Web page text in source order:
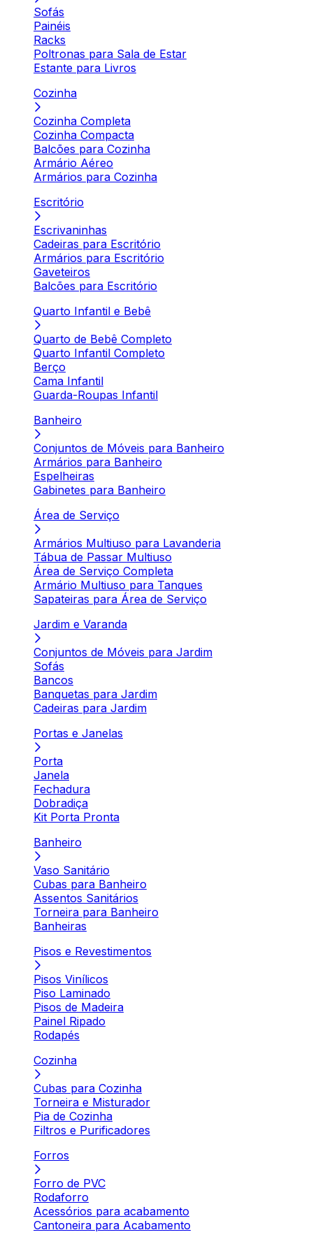
Sofás
Painéis
Racks
Poltronas para Sala de Estar
Estante para Livros
Cozinha
Cozinha Completa
Cozinha Compacta
Balcões para Cozinha
Armário Aéreo
Armários para Cozinha
Escritório
Escrivaninhas
Cadeiras para Escritório
Armários para Escritório
Gaveteiros
Balcões para Escritório
Quarto Infantil e Bebê
Quarto de Bebê Completo
Quarto Infantil Completo
Berço
Cama Infantil
Guarda-Roupas Infantil
Banheiro
Conjuntos de Móveis para Banheiro
Armários para Banheiro
Espelheiras
Gabinetes para Banheiro
Área de Serviço
Armários Multiuso para Lavanderia
Tábua de Passar Multiuso
Área de Serviço Completa
Armário Multiuso para Tanques
Sapateiras para Área de Serviço
Jardim e Varanda
Conjuntos de Móveis para Jardim
Sofás
Bancos
Banquetas para Jardim
Cadeiras para Jardim
Portas e Janelas
Porta
Janela
Fechadura
Dobradiça
Kit Porta Pronta
Banheiro
Vaso Sanitário
Cubas para Banheiro
Assentos Sanitários
Torneira para Banheiro
Banheiras
Pisos e Revestimentos
Pisos Vinílicos
Piso Laminado
Pisos de Madeira
Painel Ripado
Rodapés
Cozinha
Cubas para Cozinha
Torneira e Misturador
Pia de Cozinha
Filtros e Purificadores
Forros
Forro de PVC
Rodaforro
Acessórios para acabamento
Cantoneira para Acabamento